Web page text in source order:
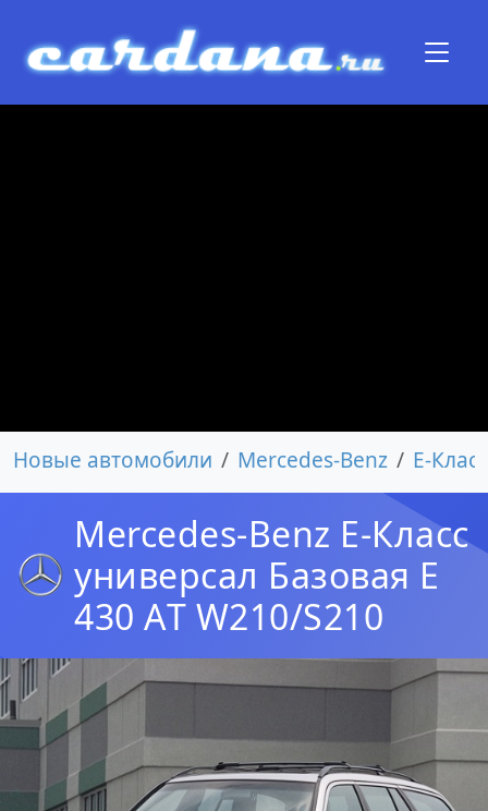
Новые автомобили Mercedes-Benz E-Класс
Mercedes-Benz E-Класс
универсал Базовая E
430 АT W210/S210